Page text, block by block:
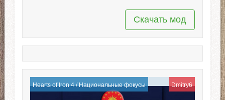
Скачать мод
Hearts of Iron 4/Национальные фокусы Dmitry6